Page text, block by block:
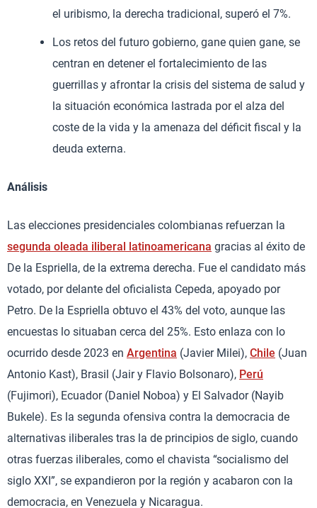
el uribismo, la derecha tradicional, superó el 7%.
Los retos del futuro gobierno, gane quien gane, se
centran en detener el fortalecimiento de las
guerrillas y afrontar la crisis del sistema de salud y
la situación económica lastrada por el alza del
coste de la vida y la amenaza del déficit fiscal y la
deuda externa.
Análisis
Las elecciones presidenciales colombianas refuerzan la
segunda oleada iliberal latinoamericana gracias al éxito de
De la Espriella, de la extrema derecha. Fue el candidato más
votado, por delante del oficialista Cepeda, apoyado por
Petro. De la Espriella obtuvo el 43% del voto, aunque las
encuestas lo situaban cerca del 25%. Esto enlaza con lo
ocurrido desde 2023 en Argentina (Javier Milei), Chile (Juan
Antonio Kast), Brasil (Jair y Flavio Bolsonaro), Perú
(Fujimori), Ecuador (Daniel Noboa) y El Salvador (Nayib
Bukele). Es la segunda ofensiva contra la democracia de
alternativas iliberales tras la de principios de siglo, cuando
otras fuerzas iliberales, como el chavista “socialismo del
siglo XXI”, se expandieron por la región y acabaron con la
democracia, en Venezuela y Nicaragua.